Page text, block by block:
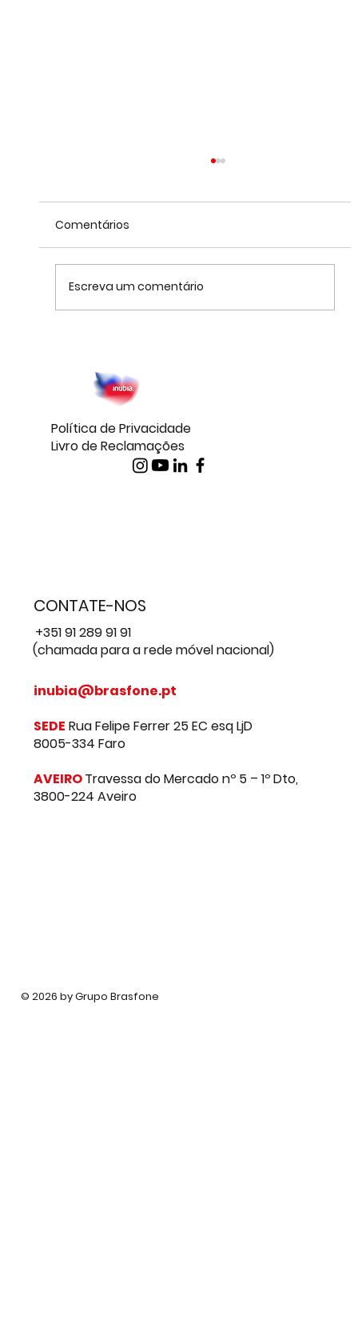
Access como solução de
Cibersegurança?
Comentários
Escreva um comentário
+351 91 289 91 91
(chamada para a rede móvel nacional)
inubia@brasfone.pt
SEDE Rua Felipe Ferrer 25 EC esq LjD
8005-334 Faro
AVEIROTravessa do Mercado nº 5 – 1º Dto,
3800-224 Aveiro
© 2026 by Grupo Brasfone
CONTATE-NOS
Política de Privacidade
Livro de Reclamações